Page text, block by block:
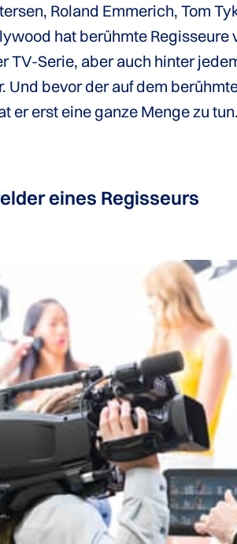
Roland Emmerich, Tom
hat berühmte Regisseure
TV-Serie, aber auch hinter
Und bevor der auf dem
er erst eine ganze Menge zu tun.
eines Regisseurs